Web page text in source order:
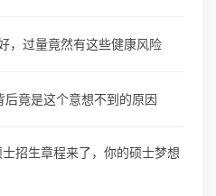
，过量竟然有这些健康风险
竟是这个意想不到的原因
招生章程来了，你的硕士梦想